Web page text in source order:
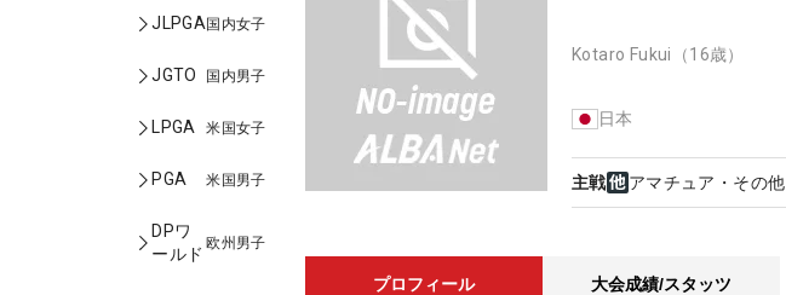
JLPGA国内女子
JGTO 国内男子
LPGA 米国女子
PGA 米国男子
DPワ
ールド
欧州男子
Kotaro Fukui （16歳）
日本
主戦 アマチュア・その他
プロフィール 大会成績/スタッツ